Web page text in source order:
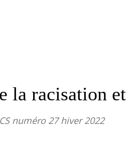
la racisation
numéro 27 hiver 2022